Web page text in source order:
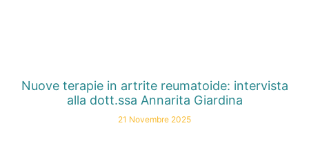
Nuove terapie in artrite reumatoide: intervista
alla dott.ssa Annarita Giardina
21 Novembre 2025